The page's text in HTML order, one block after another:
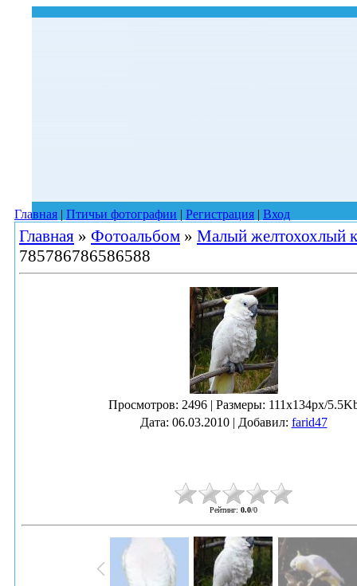
Главная | Птичьи фотографии | Регистрация | Вход
Главная » Фотоальбом » Малый желтохохлый
785786786586588
Просмотров: 2496 | Размеры: 111x134px/
Дата: 06.03.2010 | Добавил: farid47
Рейтинг: 0.0/0